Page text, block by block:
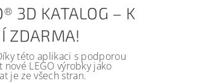
3D KATALOG – K
ZDARMA!
této aplikaci s podporou
LEGO výrobky jako
je ze všech stran.